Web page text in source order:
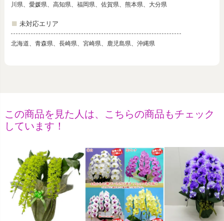
川県、愛媛県、高知県、福岡県、佐賀県、熊本県、大分県
未対応エリア
北海道、青森県、長崎県、宮崎県、鹿児島県、沖縄県
この商品を見た人は、こちらの商品もチェック
しています！